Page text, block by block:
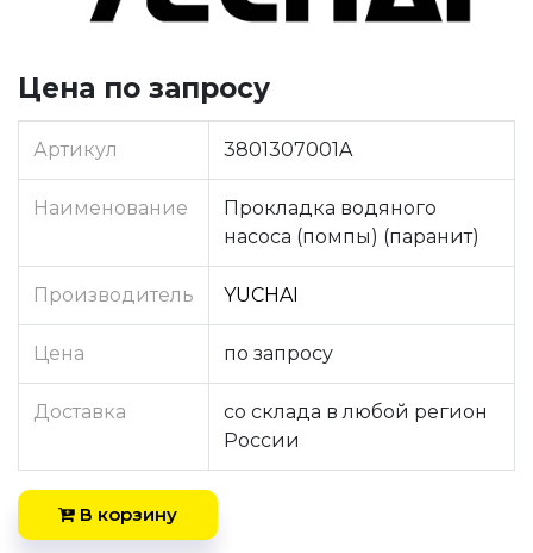
Цена по запросу
Артикул 3801307001A
Наименование
Прокладка водяного
насоса (помпы) (паранит)
Производитель YUCHAI
Цена по запросу
Доставка
со склада в любой регион
России
В корзину